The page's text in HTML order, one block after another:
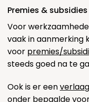
Premies & subsidies
Voor
vaak in aanmerking
voor premies/
steeds goed na te
Ook is er een
onder bepaalde